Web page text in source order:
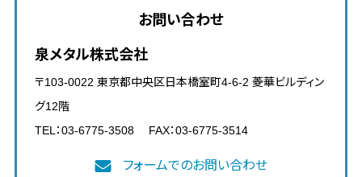
お問い合わせ
泉メタル株式会社
〒103-0022 東京都中央区日本橋室町4-6-2 菱華ビルディン
グ12階
TEL：03-6775-3508 FAX：03-6775-3514
フォームでのお問い合わせ